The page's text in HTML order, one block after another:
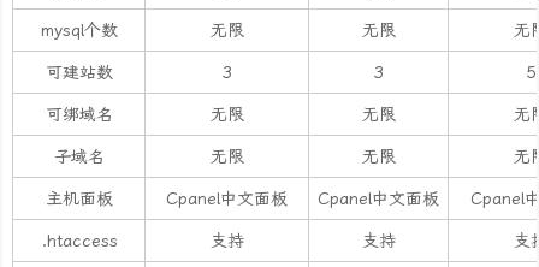
mysql个数 无限 无限 无
可建站数 3 3 5
可绑域名 无限 无限 无
子域名 无限 无限 无
主机面板 Cpanel中文面板 Cpanel中文面板 Cpanel
.htaccess 支持 支持 支